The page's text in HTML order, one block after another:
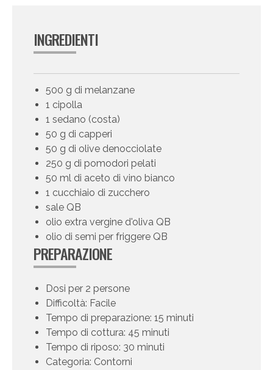
INGREDIENTI
500 g di melanzane
1 cipolla
1 sedano (costa)
50 g di capperi
50 g di olive denocciolate
250 g di pomodori pelati
50 ml di aceto di vino bianco
1 cucchiaio di zucchero
sale QB
olio extra vergine d'oliva QB
olio di semi per friggere QB
PREPARAZIONE
Dosi per 2 persone
Difficoltà: Facile
Tempo di preparazione: 15 minuti
Tempo di cottura: 45 minuti
Tempo di riposo: 30 minuti
Categoria: Contorni